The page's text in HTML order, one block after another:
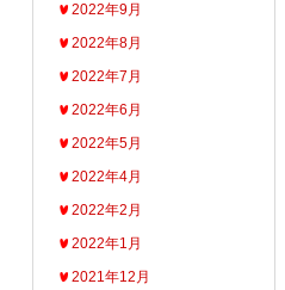
2022年9月
2022年8月
2022年7月
2022年6月
2022年5月
2022年4月
2022年2月
2022年1月
2021年12月